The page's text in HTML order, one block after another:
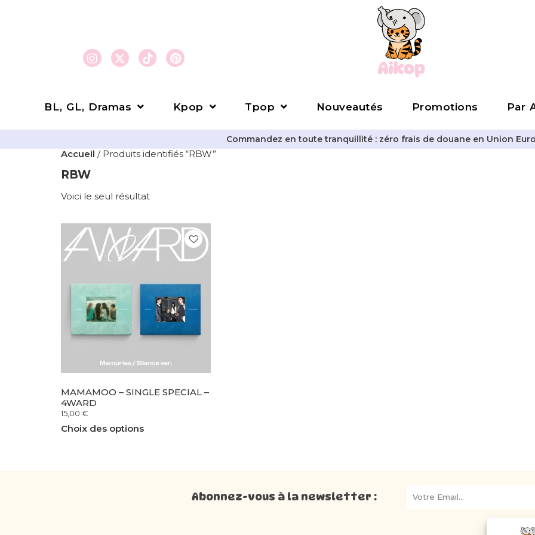
BL, GL, Dramas Kpop Tpop Nouveautés Promotions Par
Commandez en toute tranquillité : zéro frais de douane en Union
Accueil / Produits identifiés “RBW”
RBW
Voici le seul résultat
MAMAMOO – SINGLE SPECIAL –
4WARD
15,00 €
Choix des options
Abonnez-vous à la newsletter :